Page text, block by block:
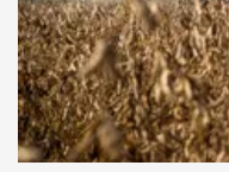
Consultar